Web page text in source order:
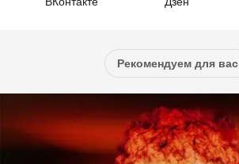
Рекомендуем для вас